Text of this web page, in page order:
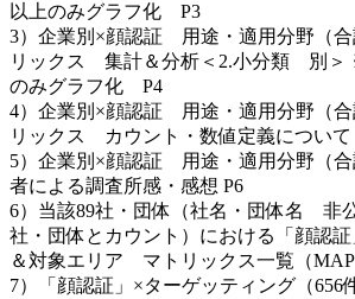
以上のみグラフ化 P3
3）企業別×顔認証 用途・適用分野（合
リックス 集計＆分析＜2.小分類 別＞
のみグラフ化 P4
4）企業別×顔認証 用途・適用分野（合
リックス カウント・数値定義について
5）企業別×顔認証 用途・適用分野（合
者による調査所感・感想 P6
6）当該89社・団体（社名・団体名 非
社・団体とカウント）における「顔認
＆対象エリア マトリックス一覧（
7）「顔認証」×ターゲッティング（